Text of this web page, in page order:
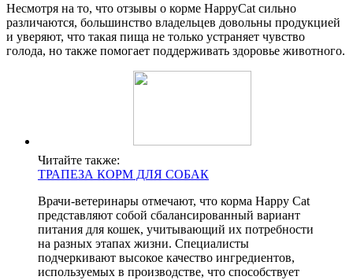
Несмотря на то, что отзывы о корме HappyCat сильно
различаются, большинство владельцев довольны продукцией
и уверяют, что такая пища не только устраняет чувство
голода, но также помогает поддерживать здоровье животного.
Читайте также:
ТРАПЕЗА КОРМ ДЛЯ СОБАК
Врачи-ветеринары отмечают, что корма Happy Cat
представляют собой сбалансированный вариант
питания для кошек, учитывающий их потребности
на разных этапах жизни. Специалисты
подчеркивают высокое качество ингредиентов,
используемых в производстве, что способствует